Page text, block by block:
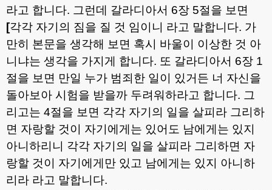
라고 합니다. 그런데 갈라디아서 6장 5절을 보면
[각각 자기의 짐을 질 것 임이니 라고 말합니다. 가
만히 본문을 생각해 보면 혹시 바울이 이상한 것 아
니냐는 생각을 가지게 합니다. 또 갈라디아서 6장 1
절을 보면 만일 누가 범죄한 일이 있거든 너 자신을
돌아보아 시험을 받을까 두려워하라고 합니다. 그
리고는 4절을 보면 각각 자기의 일을 살피라 그리하
면 자랑할 것이 자기에게는 있어도 남에게는 있지
아니하리니 각각 자기의 일을 살피라 그리하면 자
랑할 것이 자기에게만 있고 남에게는 있지 아니하
리라 라고 말합니다.